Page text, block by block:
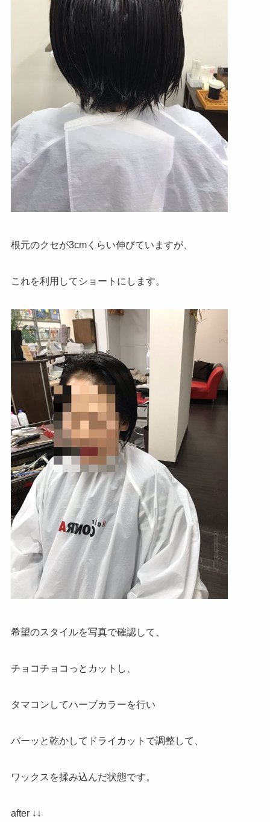
根元のクセが3cmくらい伸びていますが、
これを利用してショートにします。
希望のスタイルを写真で確認して、
チョコチョコっとカットし、
タマコンしてハーブカラーを行い
バーッと乾かしてドライカットで調整して、
ワックスを揉み込んだ状態です。
after ↓↓